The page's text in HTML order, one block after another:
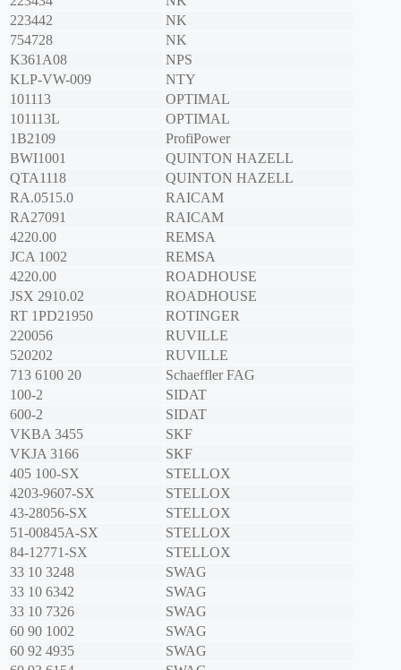
223442
NK
754728
NK
K361A08
NPS
KLP-VW-009
NTY
101113
OPTIMAL
101113L
OPTIMAL
1B2109
ProfiPower
BWI1001
QUINTON HAZELL
QTA1118
QUINTON HAZELL
RA.0515.0
RAICAM
RA27091
RAICAM
4220.00
REMSA
JCA 1002
REMSA
4220.00
ROADHOUSE
JSX 2910.02
ROADHOUSE
RT 1PD21950
ROTINGER
220056
RUVILLE
520202
RUVILLE
713 6100 20
Schaeffler FAG
100-2
SIDAT
600-2
SIDAT
VKBA 3455
SKF
VKJA 3166
SKF
405 100-SX
STELLOX
4203-9607-SX
STELLOX
43-28056-SX
STELLOX
51-00845A-SX
STELLOX
84-12771-SX
STELLOX
33 10 3248
SWAG
33 10 6342
SWAG
33 10 7326
SWAG
60 90 1002
SWAG
60 92 4935
SWAG